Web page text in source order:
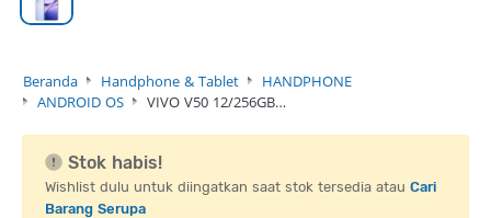
Beranda Handphone & Tablet
HANDPHONE
ANDROID OS
VIVO V50 12/256GB…
Stok habis!
Wishlist dulu untuk diingatkan saat stok tersedia atau Cari
Barang Serupa